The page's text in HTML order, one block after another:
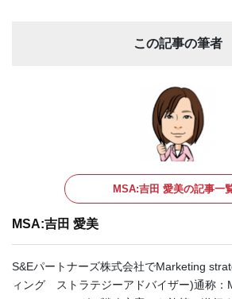
この記事の筆者
MSA:吉田 愛美の記事一
MSA:吉田 愛美
S&Eパートナーズ株式会社でMarketing
ィング ストラテジーアドバイザー)通称：